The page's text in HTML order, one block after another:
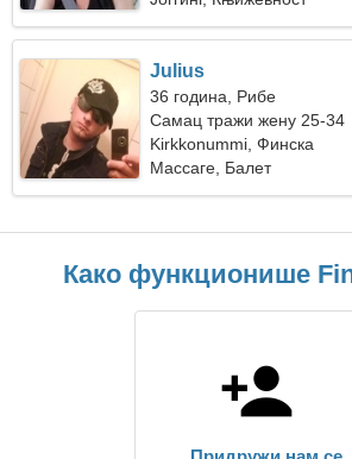
Julius
36 година, Рибе
Самац тражи жену 25-34
Kirkkonummi, Финска
Массаге, Балет
Како функционише